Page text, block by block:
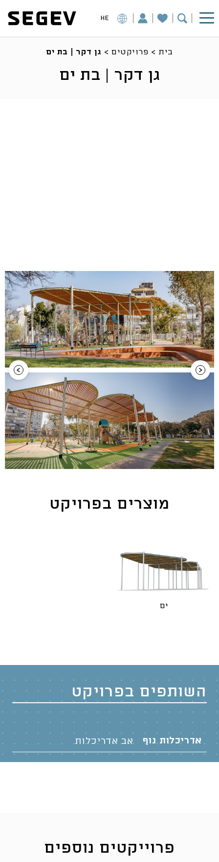
HE
בית > פרויקטים> גן דקר | בת ים
גן דקר | בת ים
מוצרים בפרויקט
ים
השותפים בפרויקט
אדריכלות נוף אב אדריכלות
פרוייקטים נוספים